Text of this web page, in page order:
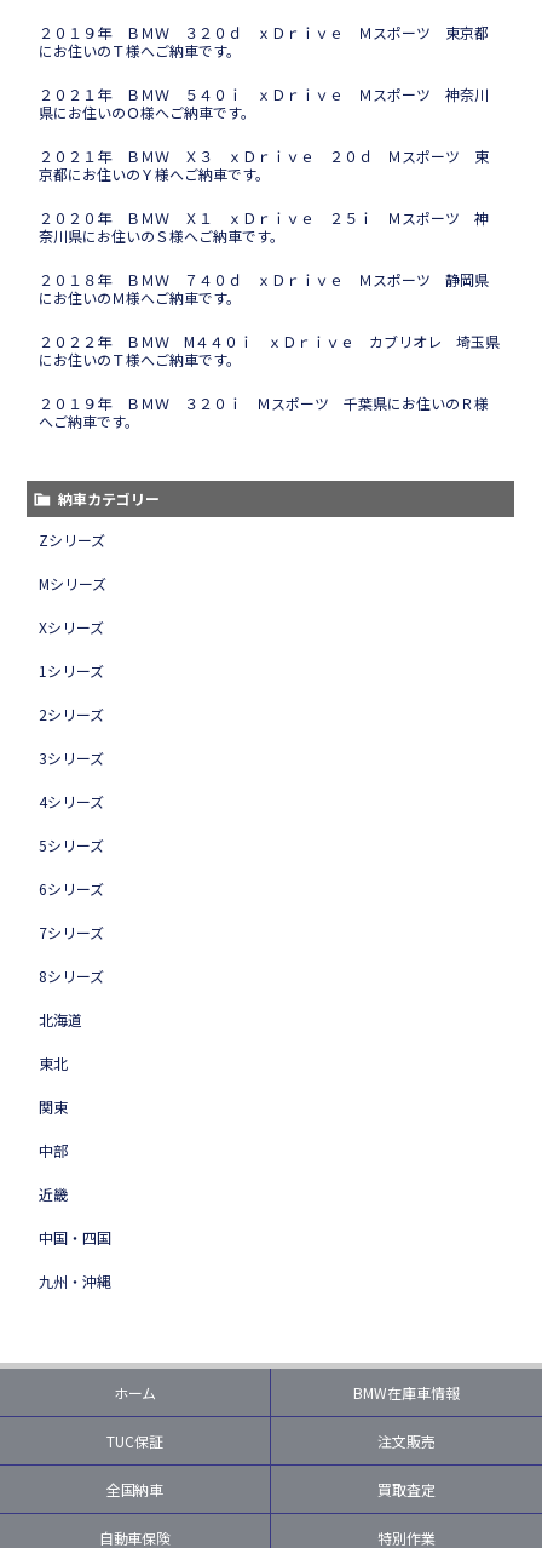
２０１９年 ＢＭＷ ３２０ｄ ｘＤｒｉｖｅ Ｍスポーツ 東京都
にお住いのＴ様へご納車です。
２０２１年 ＢＭＷ ５４０ｉ ｘＤｒｉｖｅ Ｍスポーツ 神奈川
県にお住いのＯ様へご納車です。
２０２１年 ＢＭＷ Ｘ３ ｘＤｒｉｖｅ ２０ｄ Ｍスポーツ 東
京都にお住いのＹ様へご納車です。
２０２０年 ＢＭＷ Ｘ１ ｘＤｒｉｖｅ ２５ｉ Ｍスポーツ 神
奈川県にお住いのＳ様へご納車です。
２０１８年 ＢＭＷ ７４０ｄ ｘＤｒｉｖｅ Ｍスポーツ 静岡県
にお住いのＭ様へご納車です。
２０２２年 ＢＭＷ M４４０ｉ ｘＤｒｉｖｅ カブリオレ 埼玉県
にお住いのＴ様へご納車です。
２０１９年 ＢＭＷ ３２０ｉ Ｍスポーツ 千葉県にお住いのＲ様
へご納車です。
納車カテゴリー
Zシリーズ
Mシリーズ
Xシリーズ
1シリーズ
2シリーズ
3シリーズ
4シリーズ
5シリーズ
6シリーズ
7シリーズ
8シリーズ
北海道
東北
関東
中部
近畿
中国・四国
九州・沖縄
ホーム BMW在庫車情報
TUC保証 注文販売
全国納車 買取査定
自動車保険 特別作業